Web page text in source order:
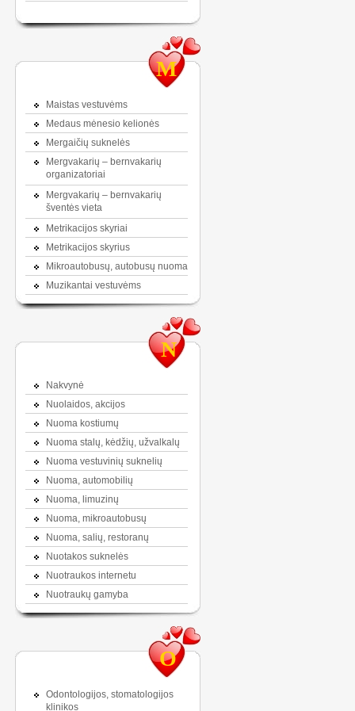
M
Maistas vestuvėms
Medaus mėnesio kelionės
Mergaičių suknelės
Mergvakarių – bernvakarių
organizatoriai
Mergvakarių – bernvakarių
šventės vieta
Metrikacijos skyriai
Metrikacijos skyrius
Mikroautobusų, autobusų nuoma
Muzikantai vestuvėms
N
Nakvynė
Nuolaidos, akcijos
Nuoma kostiumų
Nuoma stalų, kėdžių, užvalkalų
Nuoma vestuvinių suknelių
Nuoma, automobilių
Nuoma, limuzinų
Nuoma, mikroautobusų
Nuoma, salių, restoranų
Nuotakos suknelės
Nuotraukos internetu
Nuotraukų gamyba
O
Odontologijos, stomatologijos
klinikos